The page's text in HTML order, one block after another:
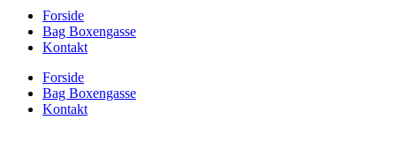
Forside
Bag Boxengasse
Kontakt
Forside
Bag Boxengasse
Kontakt